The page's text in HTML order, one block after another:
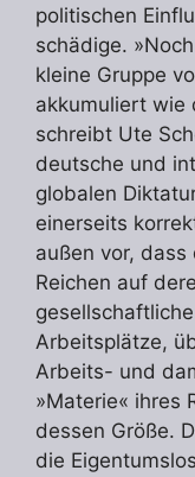
politischen
schädige.
kleine Gruppe
akkumuliert wie
schreibt Ute
deutsche und
globalen
einerseits
außen vor,
Reichen auf
Arbeitsplätze,
Arbeits- und
»Materie« ihres
dessen Größe.
die